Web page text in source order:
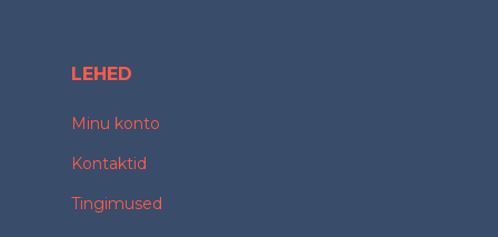
LEHED
Minu konto
Kontaktid
Tingimused